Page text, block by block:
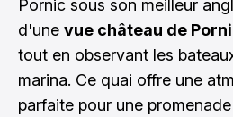
Pornic sous son meilleur
d'une vue château de
tout en observant les
marina. Ce quai offre une
parfaite pour une